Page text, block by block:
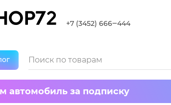
+7 (3452) 666‒444
автомобиль за подписку